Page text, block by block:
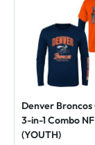
Denver Broncos
3-in-1 Combo
(YOUTH)